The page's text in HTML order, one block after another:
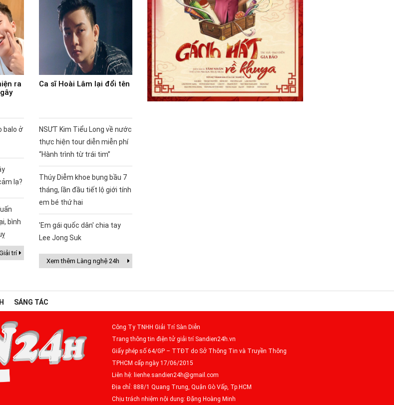
ra
balo ở
lạ?
bình
trí
Ca sĩ Hoài Lâm lại đổi tên
NSƯT Kim Tiểu Long về nước
thực hiện tour diễn miễn phí
“Hành trình từ trái tim”
Thúy Diễm khoe bụng bầu 7
tháng, lần đầu tiết lộ giới tính
em bé thứ hai
'Em gái quốc dân' chia tay
Lee Jong Suk
Xem thêm Làng nghệ 24h
SÁNG TÁC
Công Ty TNHH Giải Trí Sàn Diễn
Trang thông tin điện tử giải trí Sandien24h.vn
Giấy phép số 64/GP – TTĐT do Sở Thông Tin và Truyền Thông
TPHCM cấp ngày 17/06/2015
Liên hệ: lienhe.sandien24h@gmail.com
Địa chỉ: 888/1 Quang Trung, Quận Gò Vấp, Tp.HCM
Chịu trách nhiệm nội dung: Đặng Hoàng Minh